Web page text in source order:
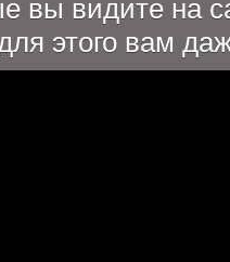
вы видите на
этого вам